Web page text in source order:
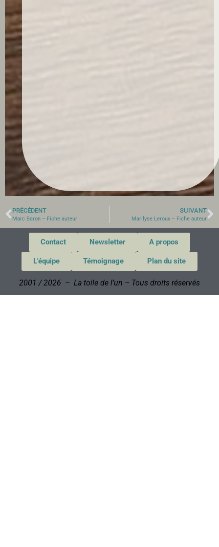
PRÉCÉDENT
Marc Baron – Fiche auteur
SUIVANT
Marilyse Leroux – Fiche auteur
Contact Newsletter A propos
L'équipe Témoignage Plan du site
2001 / 2026 – La toile de l’un – Tous droits réservés